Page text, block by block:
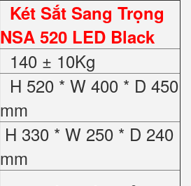
Két Sắt Sang Trọng
NSA 520 LED Black
140 ± 10Kg
H 520 * W 400 * D 450
mm
H 330 * W 250 * D 240
mm